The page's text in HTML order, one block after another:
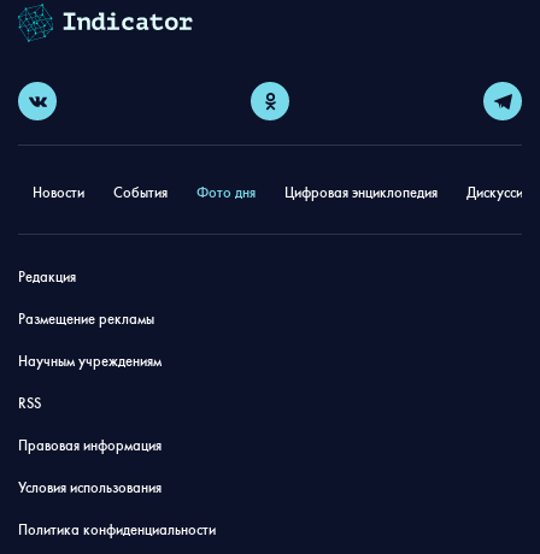
Новости События Фото дня Цифровая энциклопедия
Редакция
Размещение рекламы
Научным учреждениям
RSS
Правовая информация
Условия использования
Политика конфиденциальности